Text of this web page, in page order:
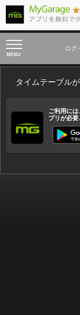
toggle
navigation
ログ
タイムテーブル
ご利用に
プリが必要